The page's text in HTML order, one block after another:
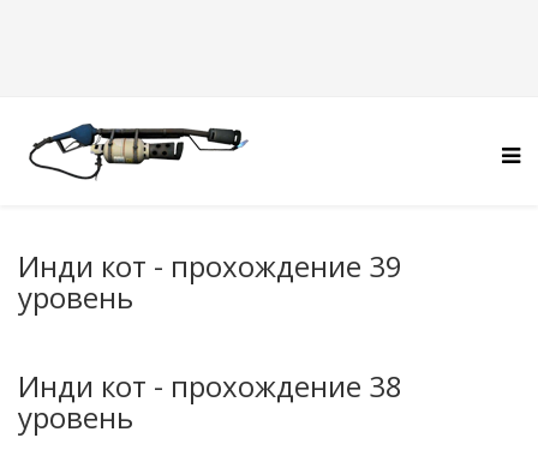
Инди кот - прохождение 39
уровень
Инди кот - прохождение 38
уровень